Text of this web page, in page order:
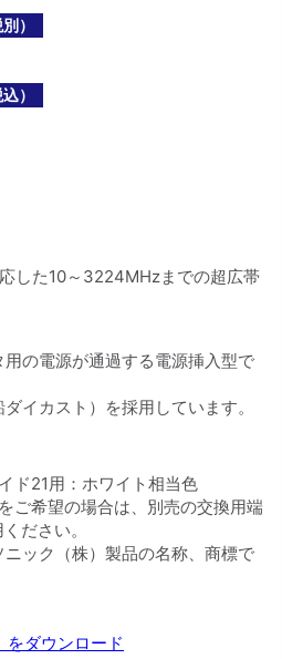
）
）
した10～3224MHzまでの超広帯
の電源が通過する電源挿入型で
イカスト）を採用しています。
ド21用：ホワイト相当色
ご希望の場合は、別売の交換用端
ださい。
ック（株）製品の名称、商標で
をダウンロード